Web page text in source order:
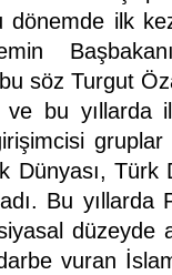
ilk kez
söz Turgut
bu yıllarda
Türk
Bu yıllarda
düzeyde
vuran